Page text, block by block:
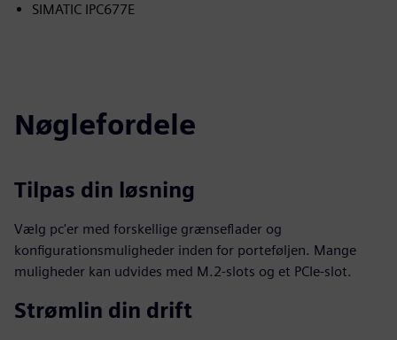
SIMATIC IPC677E
Nøglefordele
Tilpas din løsning
Vælg pc'er med forskellige grænseflader og
konfigurationsmuligheder inden for porteføljen. Mange
muligheder kan udvides med M.2-slots og et PCIe-slot.
Strømlin din drift